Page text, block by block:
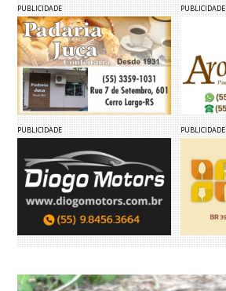
PUBLICIDADE PUBLICIDADE
PUBLICIDADE PUBLICIDADE